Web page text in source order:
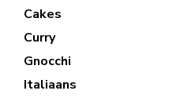
Cakes
Curry
Gnocchi
Italiaans